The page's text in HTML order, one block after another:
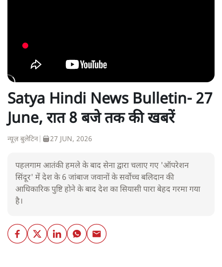
Satya Hindi News Bulletin- 27
June, रात 8 बजे तक की खबरें
न्यूज़ बुलेटिन 27 JUN, 2026
पहलगाम आतंकी हमले के बाद सेना द्वारा चलाए गए 'ऑपरेशन
सिंदूर' में देश के 6 जांबाज जवानों के सर्वोच्च बलिदान की
आधिकारिक पुष्टि होने के बाद देश का सियासी पारा बेहद गरमा गया
है।